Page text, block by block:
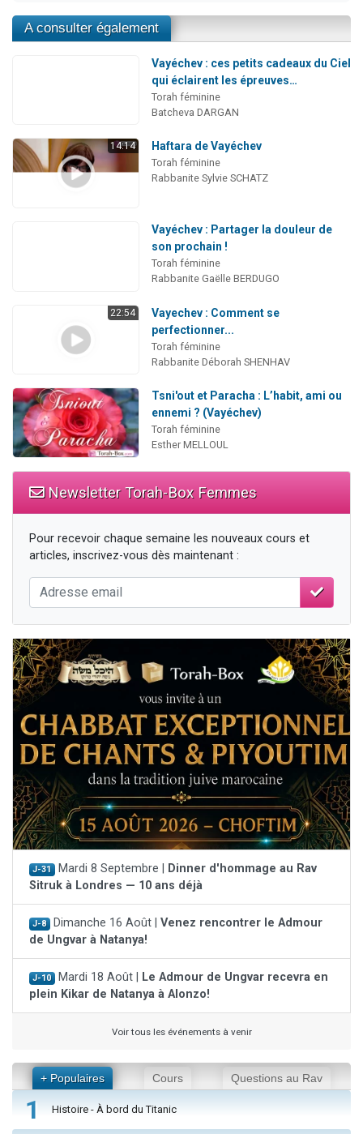
A consulter également
Vayéchev : ces petits cadeaux du Ciel
qui éclairent les épreuves…
Torah féminine
Batcheva DARGAN
14:14 Haftara de Vayéchev
Torah féminine
Rabbanite Sylvie SCHATZ
Vayéchev : Partager la douleur de
son prochain !
Torah féminine
Rabbanite Gaëlle BERDUGO
22:54
Vayechev : Comment se
perfectionner...
Torah féminine
Rabbanite Déborah SHENHAV
Tsni'out et Paracha : L’habit, ami ou
ennemi ? (Vayéchev)
Torah féminine
Esther MELLOUL
Newsletter Torah-Box Femmes
Pour recevoir chaque semaine les nouveaux cours et
articles, inscrivez-vous dès maintenant :
J-31 Mardi 8 Septembre |
Dinner d'hommage au Rav
Sitruk à Londres — 10 ans déjà
J-8 Dimanche 16 Août | Venez rencontrer le Admour
de Ungvar à Natanya!
J-10 Mardi 18 Août |
Le Admour de Ungvar recevra en
plein Kikar de Natanya à Alonzo!
Voir tous les événements à venir
+ Populaires Cours Questions au Rav
1 Histoire - À bord du Titanic